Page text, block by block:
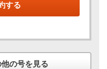
する
の号を見る